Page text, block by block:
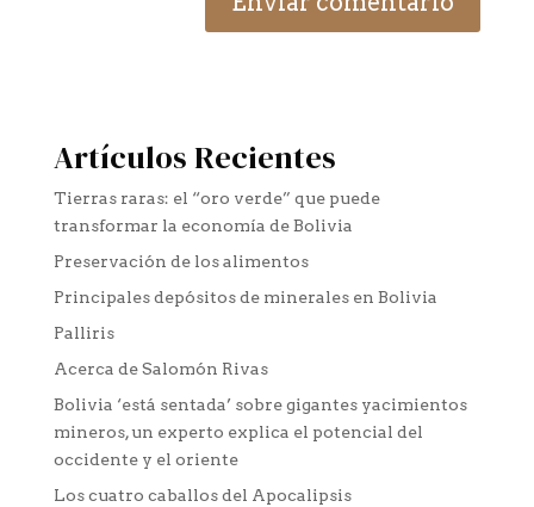
Artículos Recientes
Tierras raras: el “oro verde” que puede
transformar la economía de Bolivia
Preservación de los alimentos
Principales depósitos de minerales en Bolivia
Palliris
Acerca de Salomón Rivas
Bolivia ‘está sentada’ sobre gigantes yacimientos
mineros, un experto explica el potencial del
occidente y el oriente
Los cuatro caballos del Apocalipsis